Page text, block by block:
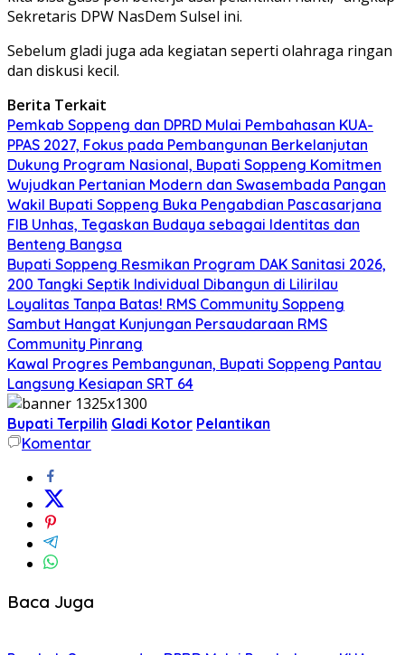
Sekretaris DPW NasDem Sulsel ini.
Sebelum gladi juga ada kegiatan seperti olahraga ringan
dan diskusi kecil.
Berita Terkait
Pemkab Soppeng dan DPRD Mulai Pembahasan KUA-
PPAS 2027, Fokus pada Pembangunan Berkelanjutan
Dukung Program Nasional, Bupati Soppeng Komitmen
Wujudkan Pertanian Modern dan Swasembada Pangan
Wakil Bupati Soppeng Buka Pengabdian Pascasarjana
FIB Unhas, Tegaskan Budaya sebagai Identitas dan
Benteng Bangsa
Bupati Soppeng Resmikan Program DAK Sanitasi 2026,
200 Tangki Septik Individual Dibangun di Lilirilau
Loyalitas Tanpa Batas! RMS Community Soppeng
Sambut Hangat Kunjungan Persaudaraan RMS
Community Pinrang
Kawal Progres Pembangunan, Bupati Soppeng Pantau
Langsung Kesiapan SRT 64
Bupati Terpilih Gladi Kotor Pelantikan
Komentar
Baca Juga